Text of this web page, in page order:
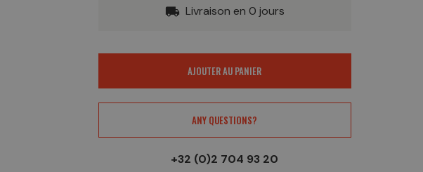
local_shipping Livraison en 0 jours
AJOUTER AU PANIER
ANY QUESTIONS?
+32 (0)2 704 93 20